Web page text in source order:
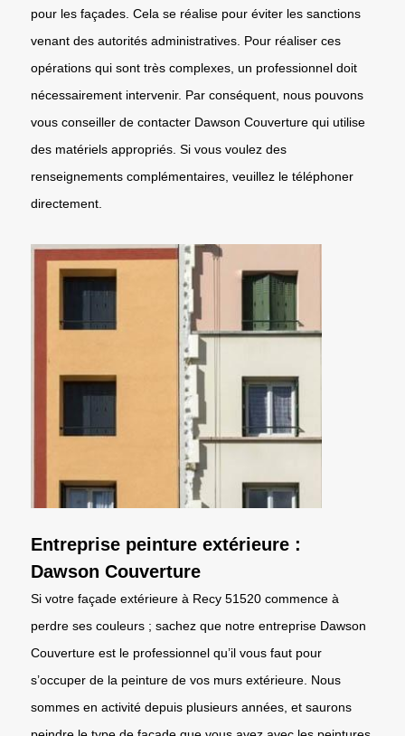
pour les façades. Cela se réalise pour éviter les sanctions
venant des autorités administratives. Pour réaliser ces
opérations qui sont très complexes, un professionnel doit
nécessairement intervenir. Par conséquent, nous pouvons
vous conseiller de contacter Dawson Couverture qui utilise
des matériels appropriés. Si vous voulez des
renseignements complémentaires, veuillez le téléphoner
directement.
Entreprise peinture extérieure :
Dawson Couverture
Si votre façade extérieure à Recy 51520 commence à
perdre ses couleurs ; sachez que notre entreprise Dawson
Couverture est le professionnel qu’il vous faut pour
s’occuper de la peinture de vos murs extérieure. Nous
sommes en activité depuis plusieurs années, et saurons